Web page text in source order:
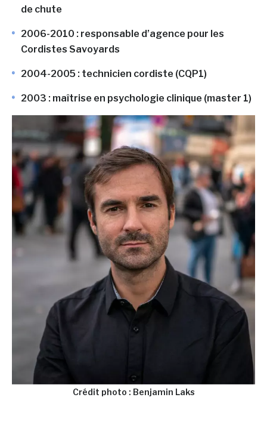
de chute
2006-2010 : responsable d’agence pour les
Cordistes Savoyards
2004-2005 : technicien cordiste (CQP1)
2003 : maîtrise en psychologie clinique (master 1)
Crédit photo : Benjamin Laks